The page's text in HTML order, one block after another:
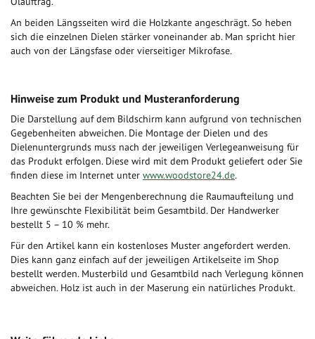
An beiden Längsseiten wird die Holzkante angeschrägt. So heben
sich die einzelnen Dielen stärker voneinander ab. Man spricht hier
auch von der Längsfase oder vierseitiger Mikrofase.
Hinweise zum Produkt und Musteranforderung
Die Darstellung auf dem Bildschirm kann aufgrund von technischen
Gegebenheiten abweichen. Die Montage der Dielen und des
Dielenuntergrunds muss nach der jeweiligen Verlegeanweisung für
das Produkt erfolgen. Diese wird mit dem Produkt geliefert oder Sie
finden diese im Internet unter www.woodstore24.de.
Beachten Sie bei der Mengenberechnung die Raumaufteilung und
Ihre gewünschte Flexibilität beim Gesamtbild. Der Handwerker
bestellt 5 – 10 % mehr.
Für den Artikel kann ein kostenloses Muster angefordert werden.
Dies kann ganz einfach auf der jeweiligen Artikelseite im Shop
bestellt werden. Musterbild und Gesamtbild nach Verlegung können
abweichen. Holz ist auch in der Maserung ein natürliches Produkt.